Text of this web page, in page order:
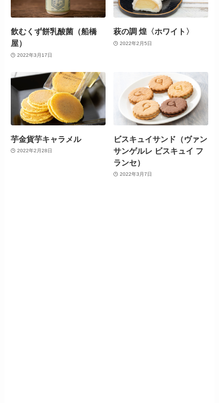
飲むくず餅乳酸菌（船橋
屋）
2022年3月17日
萩の調 煌〈ホワイト〉
2022年2月5日
芋金貨芋キャラメル
2022年2月28日
ビスキュイサンド（ヴァン
サンゲルレ ビスキュイ フ
ランセ）
2022年3月7日